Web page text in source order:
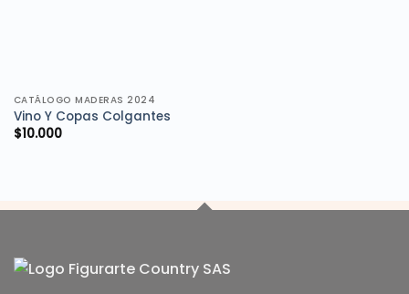
CATÁLOGO MADERAS 2024
Vino Y Copas Colgantes
$10.000